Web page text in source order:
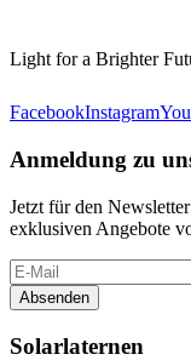
Light for a Brighter
FacebookInstagram
Anmeldung zu
Jetzt für den
exklusiven Angebote
Absenden
Solarlaternen